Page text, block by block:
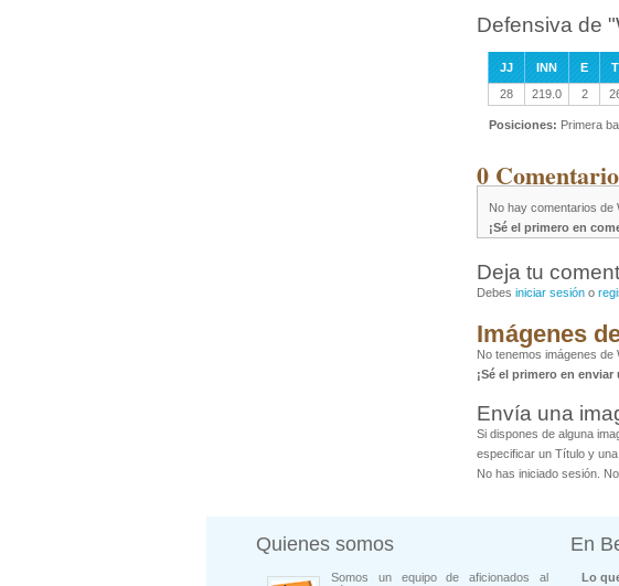
Defensiva de
JJ INN E
28
219.0 2
Posiciones: Primera
0
No hay comentarios de
¡Sé el primero en
Deja tu
Debes iniciar sesión o
Imágenes
No tenemos imágenes de
¡Sé el primero en enviar
Envía una
Si dispones de alguna
especificar un Título y
No has iniciado sesión.
Quienes somos
Somos un equipo de aficionados al
En
Lo